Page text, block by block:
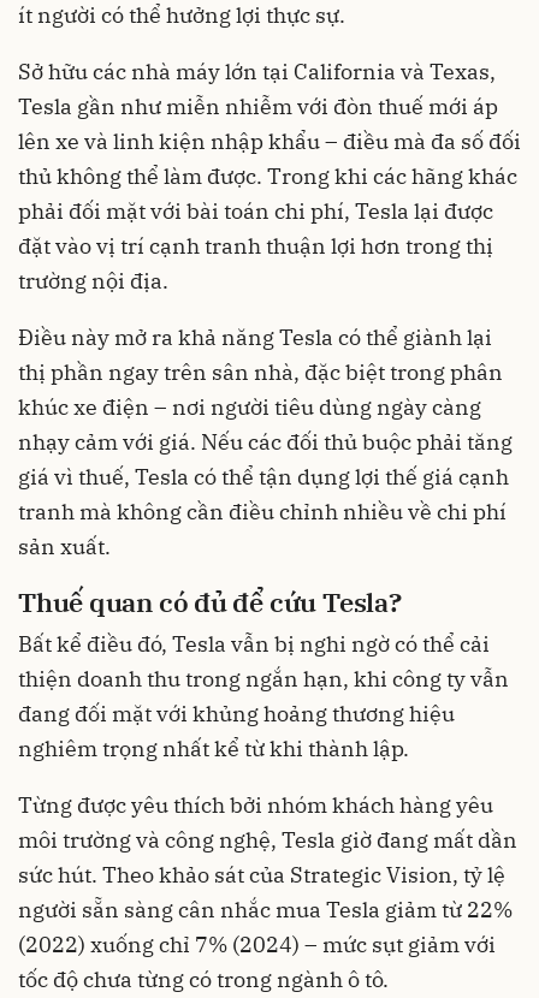
ít người có thể hưởng lợi thực sự.
Sở hữu các nhà máy lớn tại California và Texas,
Tesla gần như miễn nhiễm với đòn thuế mới áp
lên xe và linh kiện nhập khẩu – điều mà đa số đối
thủ không thể làm được. Trong khi các hãng khác
phải đối mặt với bài toán chi phí, Tesla lại được
đặt vào vị trí cạnh tranh thuận lợi hơn trong thị
trường nội địa.
Điều này mở ra khả năng Tesla có thể giành lại
thị phần ngay trên sân nhà, đặc biệt trong phân
khúc xe điện – nơi người tiêu dùng ngày càng
nhạy cảm với giá. Nếu các đối thủ buộc phải tăng
giá vì thuế, Tesla có thể tận dụng lợi thế giá cạnh
tranh mà không cần điều chỉnh nhiều về chi phí
sản xuất.
Thuế quan có đủ để cứu Tesla?
Bất kể điều đó, Tesla vẫn bị nghi ngờ có thể cải
thiện doanh thu trong ngắn hạn, khi công ty vẫn
đang đối mặt với khủng hoảng thương hiệu
nghiêm trọng nhất kể từ khi thành lập.
Từng được yêu thích bởi nhóm khách hàng yêu
môi trường và công nghệ, Tesla giờ đang mất dần
sức hút. Theo khảo sát của Strategic Vision, tỷ lệ
người sẵn sàng cân nhắc mua Tesla giảm từ 22%
(2022) xuống chỉ 7% (2024) – mức sụt giảm với
tốc độ chưa từng có trong ngành ô tô.